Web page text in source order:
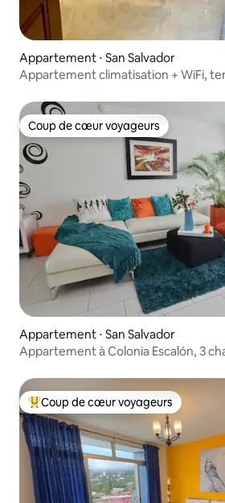
Appartement ⋅ San Salvador
Appartement climatisation + WiFi,
Coup de cœur voyageurs
Coup de cœur voyageurs
Appartement ⋅ San Salvador
Appartement à Colonia Escalón, 3
Coups de cœur voyageurs les plus
Coup de cœur voyageurs